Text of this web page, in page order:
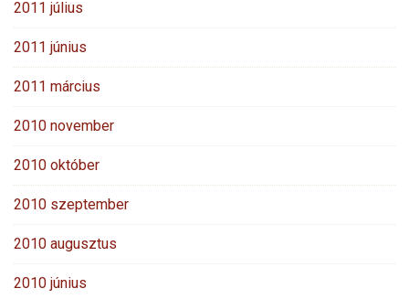
2011 július
2011 június
2011 március
2010 november
2010 október
2010 szeptember
2010 augusztus
2010 június